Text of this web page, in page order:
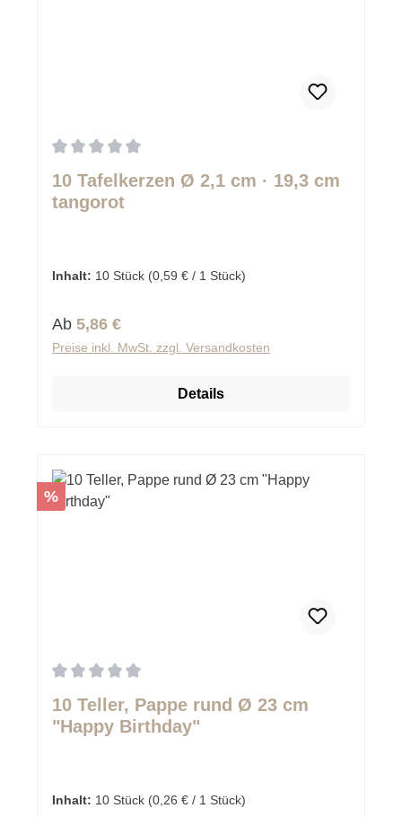
10 Tafelkerzen Ø 2,1 cm · 19,3 cm
tangorot
Inhalt: 10 Stück (0,59 € / 1 Stück)
Regulärer Preis:
Ab 5,86 €
Preise inkl. MwSt. zzgl. Versandkosten
Details
Rabatt
%
10 Teller, Pappe rund Ø 23 cm
"Happy Birthday"
Inhalt: 10 Stück (0,26 € / 1 Stück)